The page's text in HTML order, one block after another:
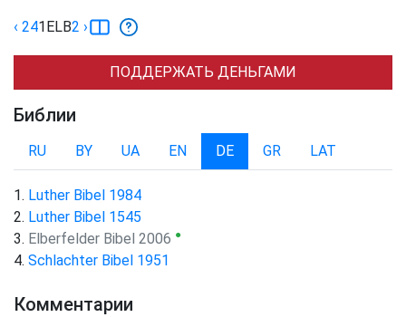
‹ 241ELB2 ›
ПОДДЕРЖАТЬ ДЕНЬГАМИ
Библии
RU BY UA EN DE GR LAT
Luther Bibel 1984
Luther Bibel 1545
Elberfelder Bibel 2006 ●
Schlachter Bibel 1951
Комментарии